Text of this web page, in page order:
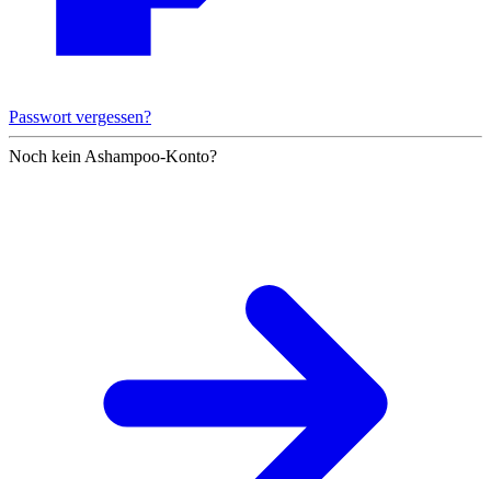
Passwort vergessen?
Noch kein Ashampoo-Konto?